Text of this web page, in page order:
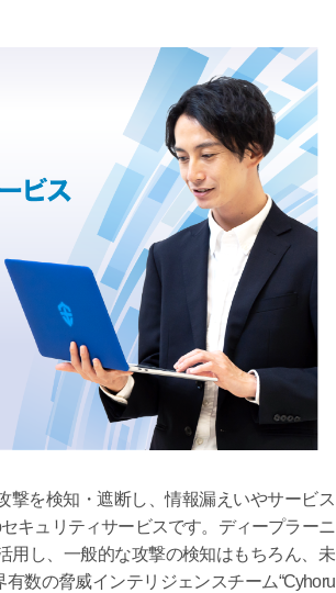
撃を検知・遮断し、情報漏えいやサービス
キュリティサービスです。ディープラーニ
用し、一般的な攻撃の検知はもちろん、未
数の脅威インテリジェンスチーム“Cyhoru